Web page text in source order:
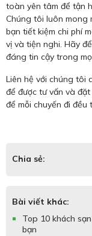
toàn yên tâm để tận
Chúng tôi luôn mong
bạn tiết kiệm chi phí
vị và tiện nghi. Hãy
đáng tin cậy trong
Liên hệ với chúng tôi
để được tư vấn và
để mỗi chuyến đi đều
Chia sẻ:
Bài viết khác:
Top 10 khách
bạn